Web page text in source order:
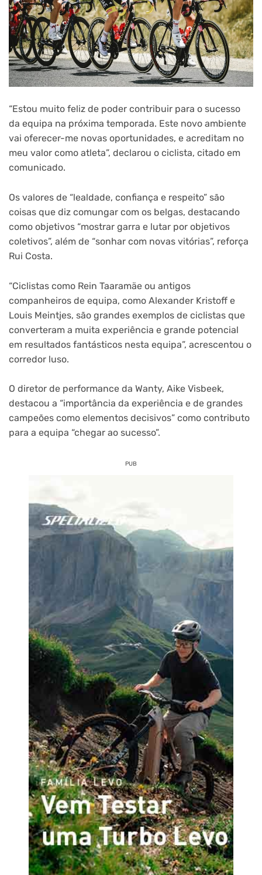
“Estou muito feliz de poder contribuir para o sucesso
da equipa na próxima temporada. Este novo ambiente
vai oferecer-me novas oportunidades, e acreditam no
meu valor como atleta”, declarou o ciclista, citado em
comunicado.
Os valores de “lealdade, confiança e respeito” são
coisas que diz comungar com os belgas, destacando
como objetivos “mostrar garra e lutar por objetivos
coletivos”, além de “sonhar com novas vitórias”, reforça
Rui Costa.
“Ciclistas como Rein Taaramäe ou antigos
companheiros de equipa, como Alexander Kristoff e
Louis Meintjes, são grandes exemplos de ciclistas que
converteram a muita experiência e grande potencial
em resultados fantásticos nesta equipa”, acrescentou o
corredor luso.
O diretor de performance da Wanty, Aike Visbeek,
destacou a “importância da experiência e de grandes
campeões como elementos decisivos” como contributo
para a equipa “chegar ao sucesso”.
PUB